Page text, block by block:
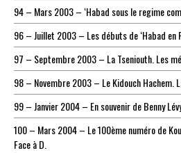
94 – Mars 2003 – ‘Habad sous le regime
96 – Juillet 2003 – Les débuts de ‘Habad en
97 – Septembre 2003 – La Tseniouth. Les
98 – Novembre 2003 – Le Kidouch Hachem.
99 – Janvier 2004 – En souvenir de Benny
100 – Mars 2004 – Le 100ème numéro de
Face à D.